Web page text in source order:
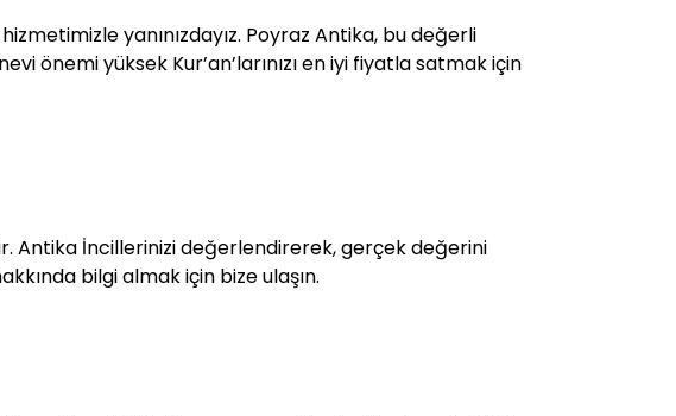
hizmetimizle yanınızdayız. Poyraz Antika, bu değerli
önemi yüksek Kur’an’larınızı en iyi fiyatla satmak için
Antika İncillerinizi değerlendirerek, gerçek değerini
bilgi almak için bize ulaşın.